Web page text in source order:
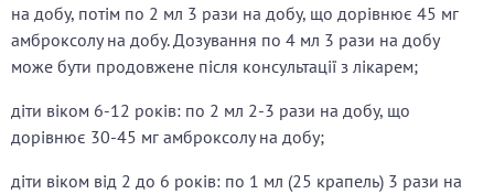
на добу, потім по 2 мл 3 рази на добу, що дорівнює 45 мг
амброксолу на добу. Дозування по 4 мл 3 рази на добу
може бути продовжене після консультації з лікарем;
діти віком 6-12 років: по 2 мл 2-3 рази на добу, що
дорівнює 30-45 мг амброксолу на добу;
діти віком від 2 до 6 років: по 1 мл (25 крапель) 3 рази на